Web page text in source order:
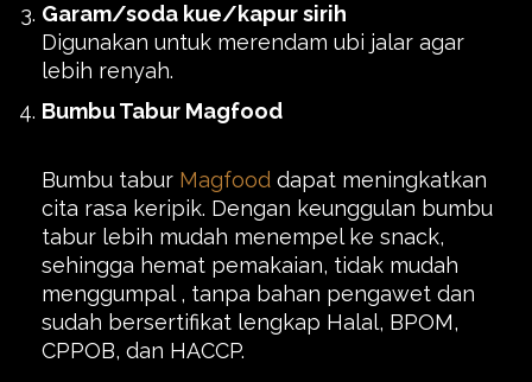
Garam/soda kue/kapur sirih
Digunakan untuk merendam ubi jalar agar
lebih renyah.
Bumbu Tabur Magfood
Bumbu tabur Magfood dapat meningkatkan
cita rasa keripik. Dengan keunggulan bumbu
tabur lebih mudah menempel ke snack,
sehingga hemat pemakaian, tidak mudah
menggumpal , tanpa bahan pengawet dan
sudah bersertifikat lengkap Halal, BPOM,
CPPOB, dan HACCP.